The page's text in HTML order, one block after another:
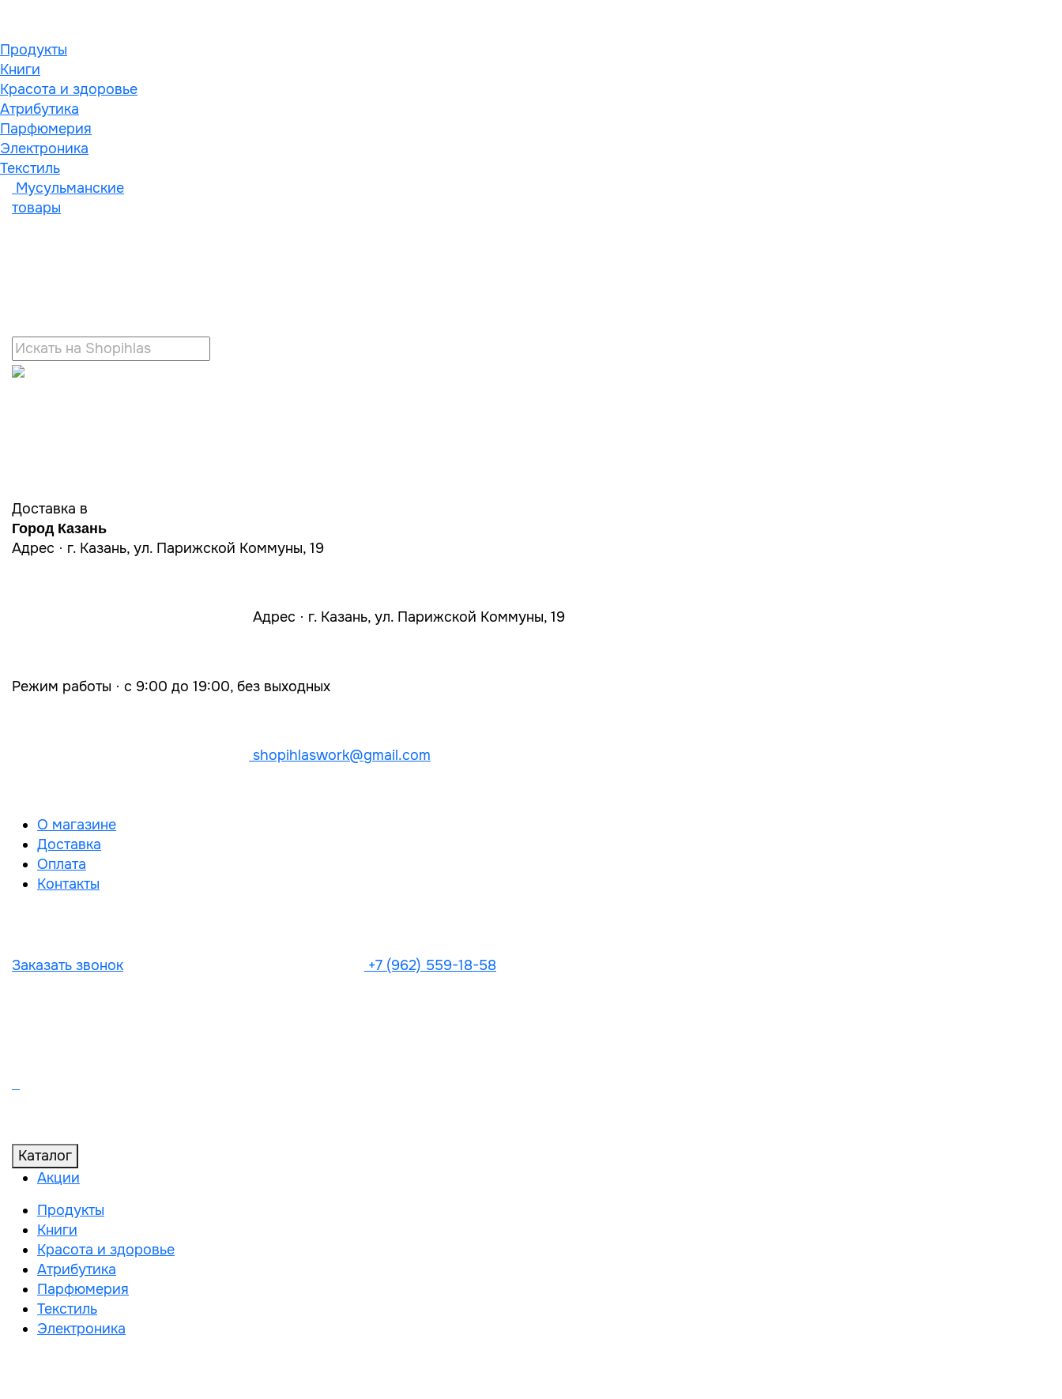
Продукты
Книги
Красота и здоровье
Атрибутика
Парфюмерия
Электроника
Текстиль
Мусульманские
товары
Доставка в
Город Казань
Адрес · г. Казань, ул. Парижской Коммуны, 19
Адрес · г. Казань, ул. Парижской Коммуны, 19
Режим работы · с 9:00 до 19:00, без выходных
shopihlaswork@gmail.com
О магазине
Доставка
Оплата
Контакты
Заказать звонок +7 (962) 559-18-58
Каталог
Акции
Продукты
Книги
Красота и здоровье
Атрибутика
Парфюмерия
Текстиль
Электроника